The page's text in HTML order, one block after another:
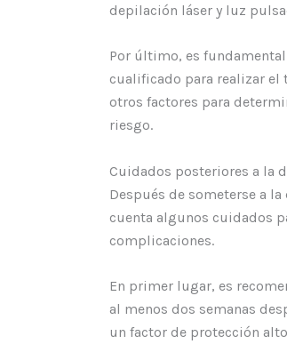
depilación láser y luz
Por último, es
cualificado para realizar el
otros factores para
riesgo.
Cuidados posteriores a la
Después de someterse a
cuenta algunos cuidados
complicaciones.
En primer lugar, es
al menos dos semanas
un factor de protección